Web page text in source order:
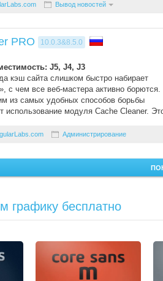
Вывод новостей
PRO 10.0.3&8.5.0
J5, J4, J3
кэш сайта слишком быстро набирает
с чем все веб-мастера активно борются.
из самых удобных способов борьбы
использование модуля Cache Cleaner.
Администрирование
графику бесплатно